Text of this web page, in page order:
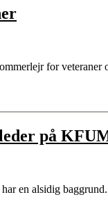
for
på
en alsidig